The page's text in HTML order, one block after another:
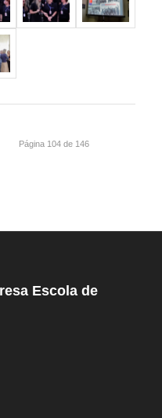
Página 104 de 146
Escola de